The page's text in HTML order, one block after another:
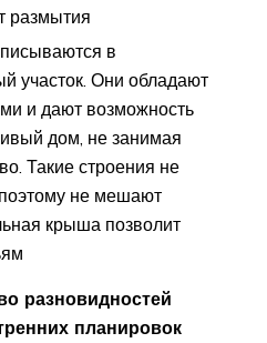
размытия
в
участок. Они обладают
и дают возможность
дом, не занимая
Такие строения не
не мешают
крыша позволит
разновидностей
планировок